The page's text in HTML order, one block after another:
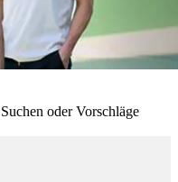
oder Vorschläge